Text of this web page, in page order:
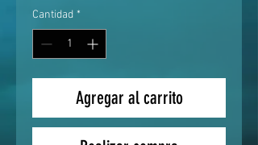
Cantidad *
Agregar al carrito